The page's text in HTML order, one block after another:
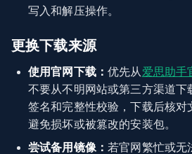
写入和解压操作。
更换下载来源
使用官网下载：优先从 爱思助手
不要从不明网站或第三方渠道下
签名和完整性校验，下载后核对
避免损坏或被篡改的安装包。
尝试备用镜像： 若官网繁忙或无